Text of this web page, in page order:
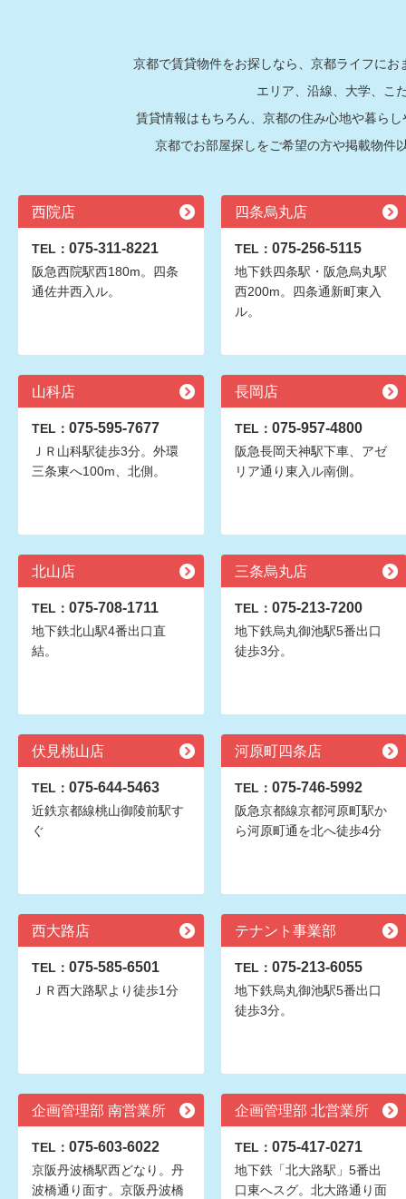
京都で賃貸物件をお探しなら、京都ライフに
エリア、沿線、大学、こ
賃貸情報はもちろん、京都の住み心地や暮ら
京都でお部屋探しをご希望の方や掲載物件
西院店
TEL： 075-311-8221
阪急西院駅西180m。四条
通佐井西入ル。
四条烏丸店
TEL： 075-256-5115
地下鉄四条駅・阪急烏丸駅
西200m。四条通新町東入
ル。
山科店
TEL： 075-595-7677
ＪＲ山科駅徒歩3分。外環
三条東へ100m、北側。
長岡店
TEL： 075-957-4800
阪急長岡天神駅下車、アゼ
リア通り東入ル南側。
北山店
TEL： 075-708-1711
地下鉄北山駅4番出口直
結。
三条烏丸店
TEL： 075-213-7200
地下鉄烏丸御池駅5番出口
徒歩3分。
伏見桃山店
TEL： 075-644-5463
近鉄京都線桃山御陵前駅す
ぐ
河原町四条店
TEL： 075-746-5992
阪急京都線京都河原町駅か
ら河原町通を北へ徒歩4分
西大路店
TEL： 075-585-6501
ＪＲ西大路駅より徒歩1分
テナント事業部
TEL： 075-213-6055
地下鉄烏丸御池駅5番出口
徒歩3分。
企画管理部 南営業所
TEL： 075-603-6022
京阪丹波橋駅西どなり。丹
波橋通り面す。京阪丹波橋
企画管理部 北営業所
TEL： 075-417-0271
地下鉄「北大路駅」5番出
口東へスグ。北大路通り面